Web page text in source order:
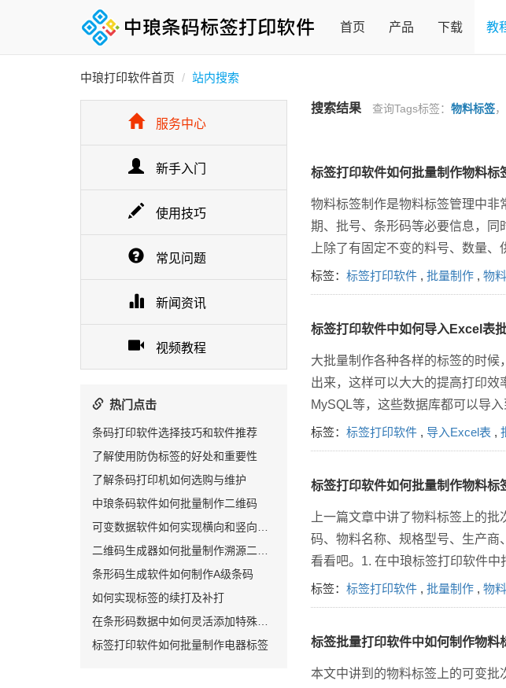
首页 产品 下载 教
中琅打印软件首页 站内搜索
服务中心
新手入门
使用技巧
常见问题
新闻资讯
视频教程
热门点击
条码打印软件选择技巧和软件推荐
了解使用防伪标签的好处和重要性
了解条码打印机如何选购与维护
中琅条码软件如何批量制作二维码
条形码生成软件如何制作A级条码
如何实现标签的续打及补打
标签打印软件如何批量制作电器标签
搜索结果 查询Tags标签： 物料标签
标签打印软件如何批量制作物料标
物料标签制作是物料标签管理中非
期、批号、条形码等必要信息，
上除了有固定不变的料号、数量
标签： 标签打印软件, 批量制作, 物
标签打印软件中如何导入Excel表
大批量制作各种各样的标签的时
出来，这样可以大大的提高打印效
MySQL等，这些数据库都可以导
标签： 标签打印软件, 导入Excel表 ,
标签打印软件如何批量制作物料标
上一篇文章中讲了物料标签上的
码、物料名称、规格型号、生产
看看吧。1. 在中琅标签打印软件
标签： 标签打印软件, 批量制作, 物
标签批量打印软件中如何制作物料
本文中讲到的物料标签上的可变